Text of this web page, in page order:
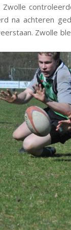
na achteren
Zwolle